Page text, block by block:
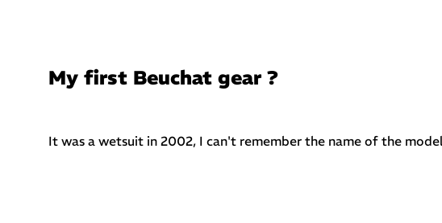
My first Beuchat gear ?
It was a wetsuit in 2002, I can't remember the name of the